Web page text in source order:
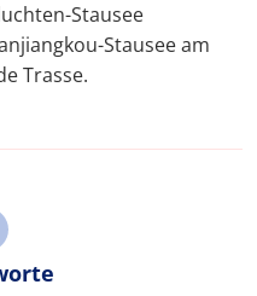
Stausee
Stausee am
Trasse.